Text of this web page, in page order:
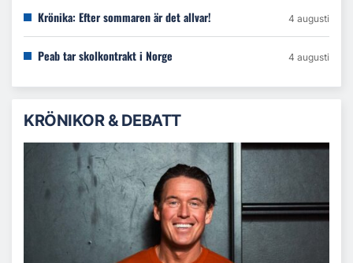
Krönika: Efter sommaren är det allvar! 4 augusti
Peab tar skolkontrakt i Norge 4 augusti
KRÖNIKOR & DEBATT